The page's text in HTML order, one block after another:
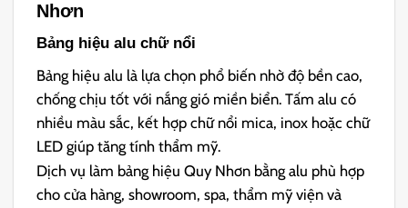
Nhơn
Bảng hiệu alu chữ nổi
Bảng hiệu alu là lựa chọn phổ biến nhờ độ bền cao,
chống chịu tốt với nắng gió miền biển. Tấm alu có
nhiều màu sắc, kết hợp chữ nổi mica, inox hoặc chữ
LED giúp tăng tính thẩm mỹ.
Dịch vụ làm bảng hiệu Quy Nhơn bằng alu phù hợp
cho cửa hàng, showroom, spa, thẩm mỹ viện và